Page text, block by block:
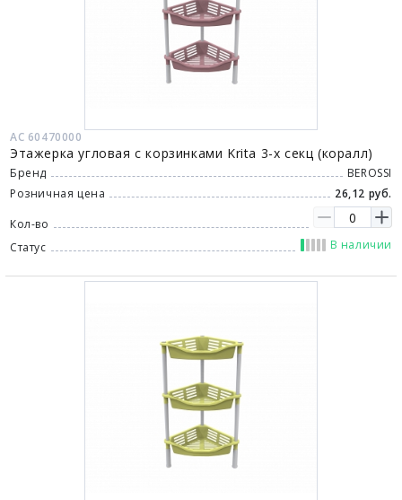
АС 60470000
Этажерка угловая с корзинками Krita 3-х секц (коралл)
Бренд
BEROSSI
Розничная цена
26,12 руб.
Кол-во
Статус
В наличии